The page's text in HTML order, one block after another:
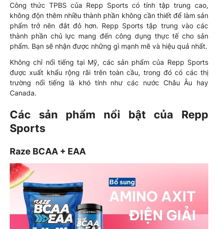
Công thức TPBS của Repp Sports có tính tập trung cao,
không độn thêm nhiều thành phần không cần thiết để làm sản
phẩm trở nên đắt đỏ hơn. Repp Sports tập trung vào các
thành phần chủ lực mang đến công dụng thực tế cho sản
phẩm. Bạn sẽ nhận được những gì mạnh mẽ và hiệu quả nhất.
Không chỉ nổi tiếng tại Mỹ, các sản phẩm của Repp Sports
được xuất khẩu rộng rãi trên toàn cầu, trong đó có các thị
trường nổi tiếng là khó tính như các nước Châu Âu hay
Canada.
Các sản phẩm nổi bật của Repp
Sports
Raze BCAA + EAA